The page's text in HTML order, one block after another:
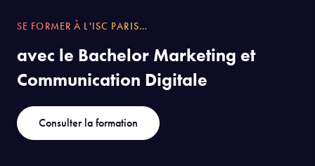
SE FORMER À L'ISC PARIS…
avec le Bachelor Marketing et
Communication Digitale
Consulter la formation